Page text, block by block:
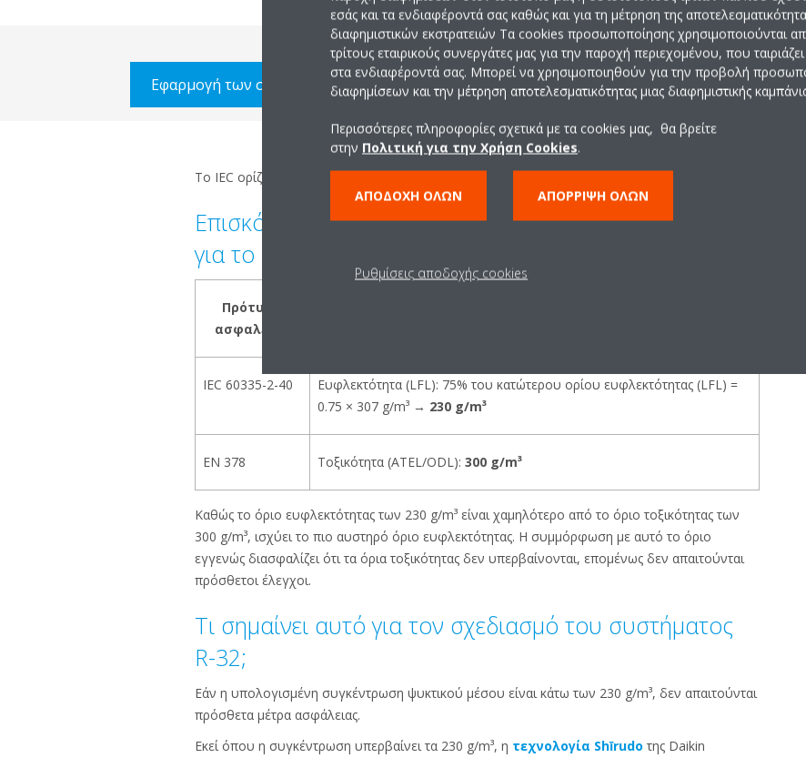
Εφαρμογή των σχετικών προτύπων στα συστήματα R-32 A2L Εφαρμογή των
Το IEC ορίζει ότι ισχύει η πιο αυστηρή απαίτηση (ευφλεκτότητα ή τοξικότητα) (Απόσπασμα 4).
Επισκόπηση των επιτρεπόμενων ορίων συγκέντρωσης
για το R-32
Πρότυπο
ασφαλείας
IEC 60335-2-40
Ευφλεκτότητα (LFL): 75% του κατώτερου ορίου ευφλεκτότητας (LFL) =
0.75 × 307 g/m³ → 230 g/m³
EN 378 Τοξικότητα (ATEL/ODL): 300 g/m³
Καθώς το όριο ευφλεκτότητας των 230 g/m³ είναι χαμηλότερο από το όριο τοξικότητας των
300 g/m³, ισχύει το πιο αυστηρό όριο ευφλεκτότητας. Η συμμόρφωση με αυτό το όριο
εγγενώς διασφαλίζει ότι τα όρια τοξικότητας δεν υπερβαίνονται, επομένως δεν απαιτούνται
πρόσθετοι έλεγχοι.
Τι σημαίνει αυτό για τον σχεδιασμό του συστήματος
R-32;
Εάν η υπολογισμένη συγκέντρωση ψυκτικού μέσου είναι κάτω των 230 g/m³, δεν απαιτούνται
πρόσθετα μέτρα ασφάλειας.
Εκεί όπου η συγκέντρωση υπερβαίνει τα 230 g/m³, η τεχνολογία Shīrudo της Daikin
εσάς και τα ενδιαφέροντά σας καθώς και για τη μέτρηση της
διαφημιστικών εκστρατειών Τα cookies προσωποποίησης χρησιμοποιούνται
τρίτους εταιρικούς συνεργάτες μας για την παροχή περιεχομένου, που
στα ενδιαφέροντά σας. Μπορεί να χρησιμοποιηθούν για την προβολή
διαφημίσεων και την μέτρηση αποτελεσματικότητας μιας διαφημιστικής
Περισσότερες πληροφορίες σχετικά με τα cookies μας, θα βρείτε
στην Πολιτική για την Χρήση Cookies.
ΑΠΟΔΟΧΉ ΌΛΩΝ ΑΠΌΡΡΙΨΗ ΌΛΩΝ
Ρυθμίσεις αποδοχής cookies